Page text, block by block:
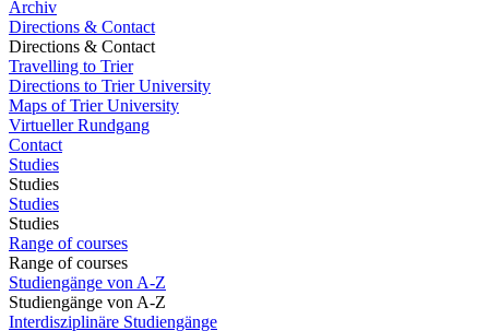
Archiv
Directions & Contact
Directions & Contact
Travelling to Trier
Directions to Trier University
Maps of Trier University
Virtueller Rundgang
Contact
Studies
Studies
Studies
Studies
Range of courses
Range of courses
Studiengänge von A-Z
Studiengänge von A-Z
Interdisziplinäre Studiengänge